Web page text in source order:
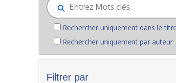
Rechercher uniquement dans le titre
Rechercher uniquement par auteur
Filtrer par